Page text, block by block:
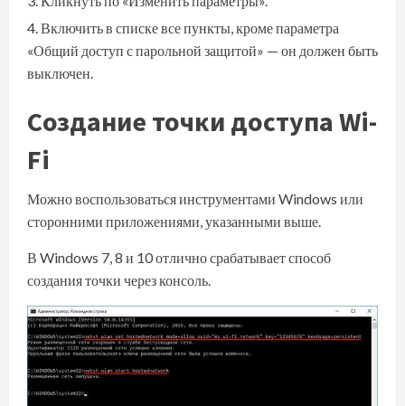
Включить в списке все пункты, кроме параметра
«Общий доступ с парольной защитой» — он должен быть
выключен.
Создание точки доступа Wi-
Fi
Можно воспользоваться инструментами Windows или
сторонними приложениями, указанными выше.
В Windows 7, 8 и 10 отлично срабатывает способ
создания точки через консоль.